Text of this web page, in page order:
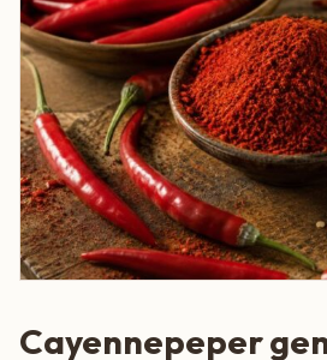
Cayennepeper